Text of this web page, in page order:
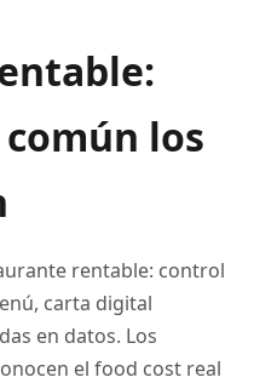
los
rentable: control
carta digital
en datos. Los
el food cost real